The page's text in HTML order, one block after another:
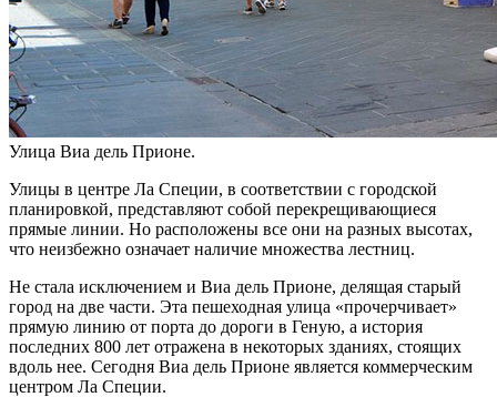
Улица Виа дель Прионе.
Улицы в центре Ла Специи, в соответствии с городской
планировкой, представляют собой перекрещивающиеся
прямые линии. Но расположены все они на разных высотах,
что неизбежно означает наличие множества лестниц.
Не стала исключением и Виа дель Прионе, делящая старый
город на две части. Эта пешеходная улица «прочерчивает»
прямую линию от порта до дороги в Геную, а история
последних 800 лет отражена в некоторых зданиях, стоящих
вдоль нее. Сегодня Виа дель Прионе является коммерческим
центром Ла Специи.